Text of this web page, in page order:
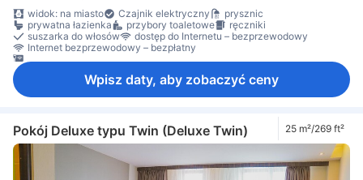
widok: na miasto
Czajnik elektryczny
prysznic
prywatna łazienka
przybory toaletowe
ręczniki
suszarka do włosów
dostęp do Internetu – bezprzewodowy
Internet bezprzewodowy – bezpłatny
Wpisz daty, aby zobaczyć ceny
Pokój Deluxe typu Twin (Deluxe Twin) 25 m²/269 ft²